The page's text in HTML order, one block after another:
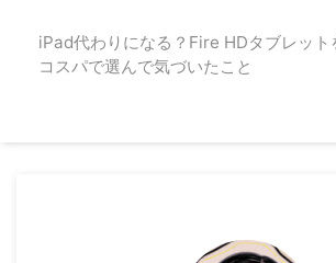
iPad代わりになる？Fire HDタブレット
コスパで選んで気づいたこと